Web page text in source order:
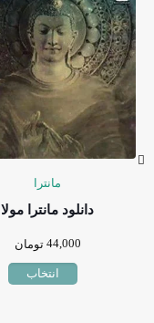
مانترا
دانلود مانترا مولا
44,000 تومان
انتخاب